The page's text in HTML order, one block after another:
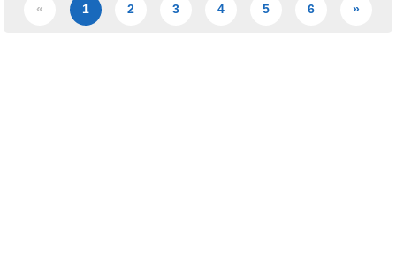
« 1 2 3 4 5 6 »